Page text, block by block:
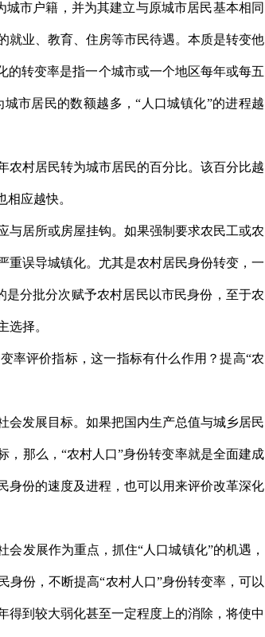
市户籍，并为其建立与原城市居民基本相同
就业、教育、住房等市民待遇。本质是转变他
的转变率是指一个城市或一个地区每年或每五
市居民的数额越多，“人口城镇化”的进程越
村居民转为城市居民的百分比。该百分比越
应越快。
居所或房屋挂钩。如果强制要求农民工或农
重误导城镇化。尤其是农村居民身份转变，一
分批分次赋予农村居民以市民身份，至于农
选择。
评价指标，这一指标有什么作用？提高“农
发展目标。如果把国内生产总值与城乡居民
，那么，“农村人口”身份转变率就是全面建成
身份的速度及进程，也可以用来评价改革深化
发展作为重点，抓住“人口城镇化”的机遇，
份，不断提高“农村人口”身份转变率，可以
得到较大弱化甚至一定程度上的消除，将使中